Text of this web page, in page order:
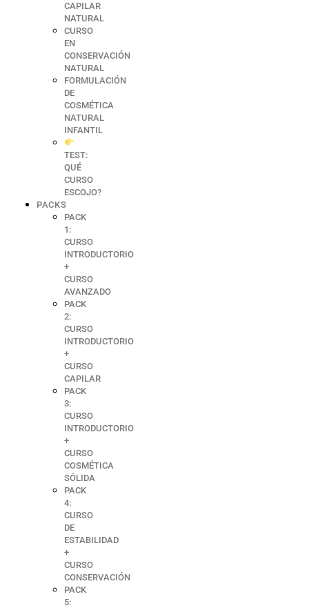
CAPILAR
NATURAL
CURSO
EN
CONSERVACIÓN
NATURAL
FORMULACIÓN
DE
COSMÉTICA
NATURAL
INFANTIL
TEST:
QUÉ
CURSO
ESCOJO?
PACKS
PACK
1:
CURSO
INTRODUCTORIO
+
CURSO
AVANZADO
PACK
2:
CURSO
INTRODUCTORIO
+
CURSO
CAPILAR
PACK
3:
CURSO
INTRODUCTORIO
+
CURSO
COSMÉTICA
SÓLIDA
PACK
4:
CURSO
DE
ESTABILIDAD
+
CURSO
CONSERVACIÓN
PACK
5: